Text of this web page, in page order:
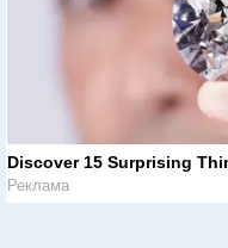
Discover 15 Surprising
Реклама